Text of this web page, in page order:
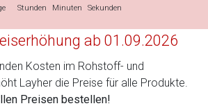
Stunden Minuten Sekunden
ab 01.09.2026
Kosten im Rohstoff- und
Layher die Preise für alle Produkte.
Preisen bestellen!